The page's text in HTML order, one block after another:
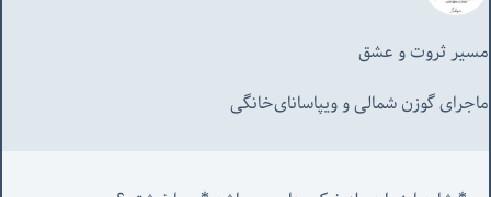
مسیر ثروت و عشق
ماجرای گوزن شمالی و‌ ویپاسانای‌خانگی